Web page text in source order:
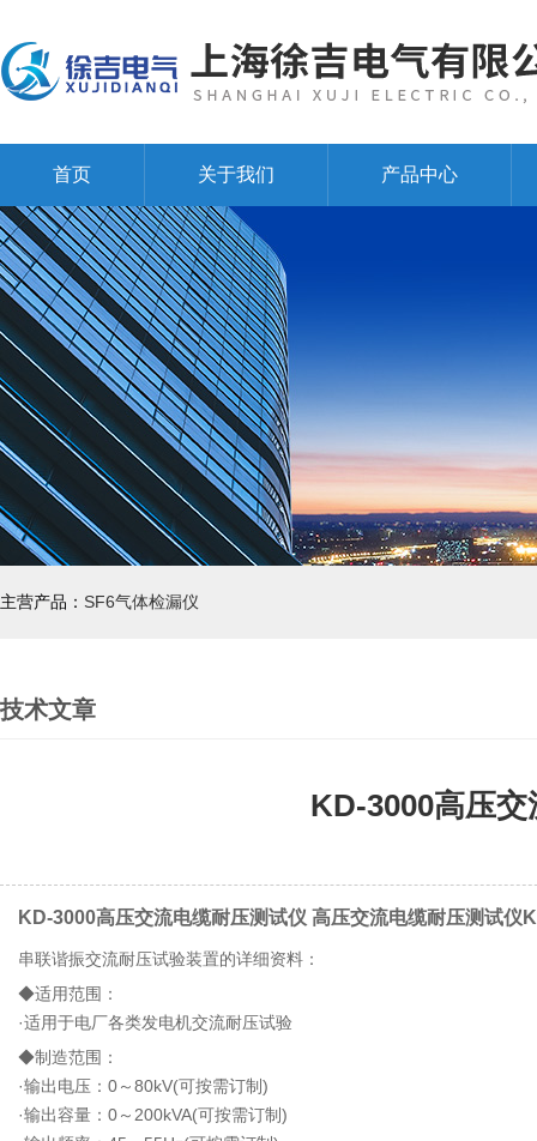
首页 关于我们 产品中心
主营产品： SF6气体检漏仪
技术文章
KD-3000高压
KD-3000高压交流电缆耐压测试仪 高压交流电缆耐压测试
串联谐振交流耐压试验装置的详细资料：
◆适用范围：
·适用于电厂各类发电机交流耐压试验
◆制造范围：
·输出电压：0～80kV(可按需订制)
·输出容量：0～200kVA(可按需订制)